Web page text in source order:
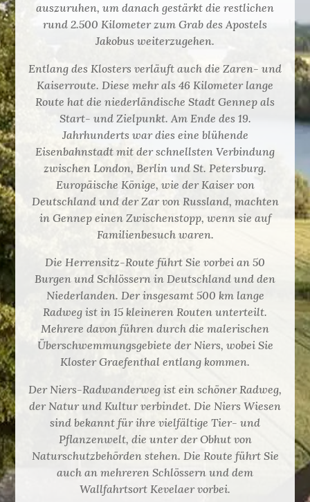
auszuruhen, um danach gestärkt die restlichen
rund 2.500 Kilometer zum Grab des Apostels
Jakobus weiterzugehen.
Entlang des Klosters verläuft auch die Zaren- und
Kaiserroute. Diese mehr als 46 Kilometer lange
Route hat die niederländische Stadt Gennep als
Start- und Zielpunkt. Am Ende des 19.
Jahrhunderts war dies eine blühende
Eisenbahnstadt mit der schnellsten Verbindung
zwischen London, Berlin und St. Petersburg.
Europäische Könige, wie der Kaiser von
Deutschland und der Zar von Russland, machten
in Gennep einen Zwischenstopp, wenn sie auf
Familienbesuch waren.
Die Herrensitz-Route führt Sie vorbei an 50
Burgen und Schlössern in Deutschland und den
Niederlanden. Der insgesamt 500 km lange
Radweg ist in 15 kleineren Routen unterteilt.
Mehrere davon führen durch die malerischen
Überschwemmungsgebiete der Niers, wobei Sie
Kloster Graefenthal entlang kommen.
Der Niers-Radwanderweg ist ein schöner Radweg,
der Natur und Kultur verbindet. Die Niers Wiesen
sind bekannt für ihre vielfältige Tier- und
Pflanzenwelt, die unter der Obhut von
Naturschutzbehörden stehen. Die Route führt Sie
auch an mehreren Schlössern und dem
Wallfahrtsort Kevelaer vorbei.